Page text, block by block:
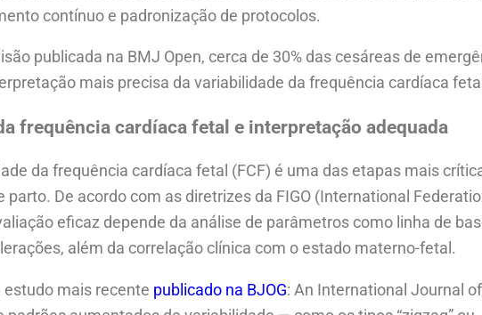
contínuo e padronização de protocolos.
publicada na BMJ Open, cerca de 30% das cesáreas de
mais precisa da variabilidade da frequência cardíaca
frequência cardíaca fetal e interpretação adequada
da frequência cardíaca fetal (FCF) é uma das etapas mais
De acordo com as diretrizes da FIGO (International
eficaz depende da análise de parâmetros como linha de
além da correlação clínica com o estado materno-fetal.
mais recente publicado na BJOG: An International Journal of